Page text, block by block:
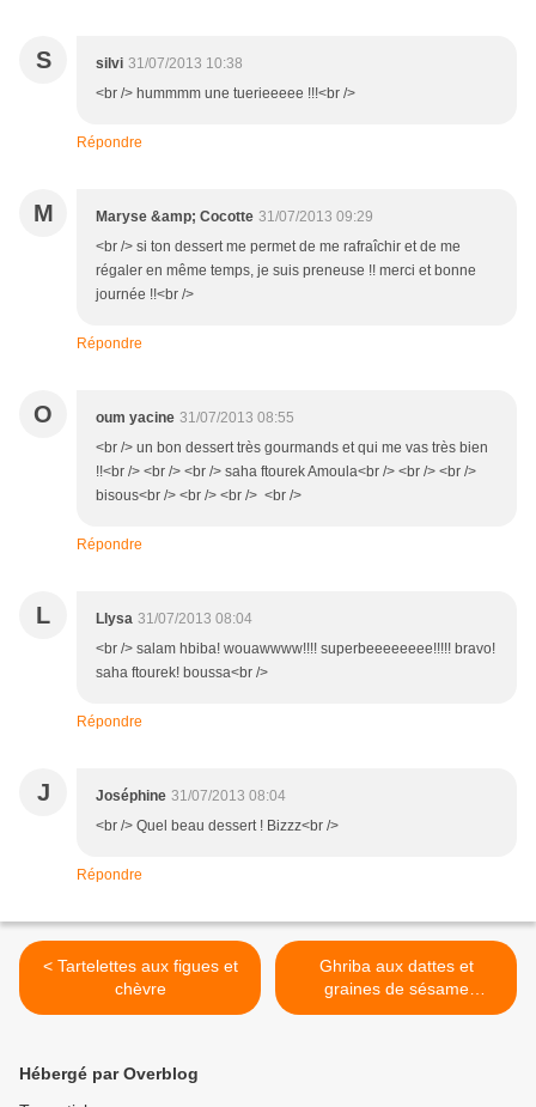
S silvi 31/07/2013 10:38
<br /> hummmm une tuerieeeee !!!<br />
Répondre
M Maryse &amp; Cocotte 31/07/2013 09:29
<br /> si ton dessert me permet de me rafraîchir et de me
régaler en même temps, je suis preneuse !! merci et bonne
journée !!<br />
Répondre
O oum yacine 31/07/2013 08:55
<br /> un bon dessert très gourmands et qui me vas très bien
!!<br /> <br /> <br /> saha ftourek Amoula<br /> <br /> <br />
bisous<br /> <br /> <br /> <br />
Répondre
L Llysa 31/07/2013 08:04
<br /> salam hbiba! wouawwww!!!! superbeeeeeeee!!!!! bravo!
saha ftourek! boussa<br />
Répondre
J Joséphine 31/07/2013 08:04
<br /> Quel beau dessert ! Bizzz<br />
Répondre
< Tartelettes aux figues et
chèvre
Ghriba aux dattes et
graines de sésame
"Recette Aîd Al Fitr" >
Hébergé par Overblog